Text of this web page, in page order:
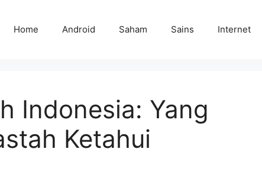
Home Android Saham Sains Internet
Indonesia: Yang
Ketahui